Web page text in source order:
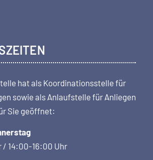
hat als Koordi­nations­stelle für
sowie als Anlaufstelle für Anliegen
Sie geöffnet:
/ 14:00-16:00 Uhr